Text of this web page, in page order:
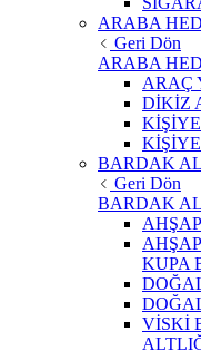
ARABA
Geri Dön
ARABA
ARAÇ
DİKİZ
BARDAK
Geri Dön
BARDAK
KUPA
VİSKİ